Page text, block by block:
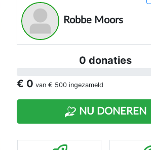
Robbe Moors
0 donaties
€ 0 van € 500 ingezameld
NU DONEREN